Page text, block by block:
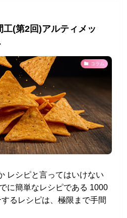
工(第2回)アルティメッ
コラム
レシピと言ってはいけない
に簡単なレシピである 1000
るレシピは、極限まで手間